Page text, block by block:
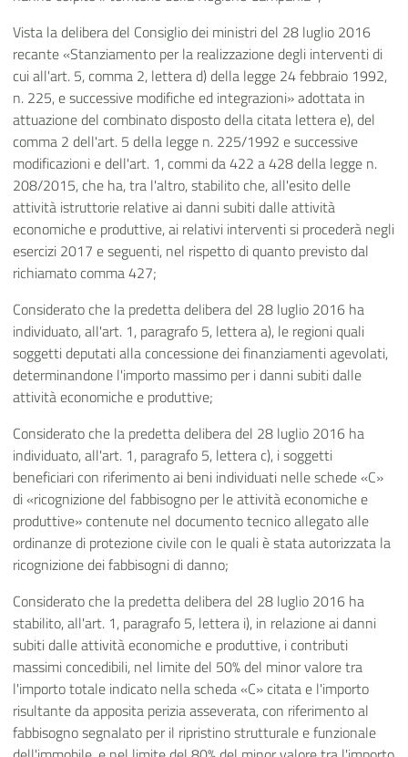
Vista la delibera del Consiglio dei ministri del 28 luglio 2016
recante «Stanziamento per la realizzazione degli interventi di
cui all'art. 5, comma 2, lettera d) della legge 24 febbraio 1992,
n. 225, e successive modifiche ed integrazioni» adottata in
attuazione del combinato disposto della citata lettera e), del
comma 2 dell'art. 5 della legge n. 225/1992 e successive
modificazioni e dell'art. 1, commi da 422 a 428 della legge n.
208/2015, che ha, tra l'altro, stabilito che, all'esito delle
attività istruttorie relative ai danni subiti dalle attività
economiche e produttive, ai relativi interventi si procederà negli
esercizi 2017 e seguenti, nel rispetto di quanto previsto dal
richiamato comma 427;
Considerato che la predetta delibera del 28 luglio 2016 ha
individuato, all'art. 1, paragrafo 5, lettera a), le regioni quali
soggetti deputati alla concessione dei finanziamenti agevolati,
determinandone l'importo massimo per i danni subiti dalle
attività economiche e produttive;
Considerato che la predetta delibera del 28 luglio 2016 ha
individuato, all'art. 1, paragrafo 5, lettera c), i soggetti
beneficiari con riferimento ai beni individuati nelle schede «C»
di «ricognizione del fabbisogno per le attività economiche e
produttive» contenute nel documento tecnico allegato alle
ordinanze di protezione civile con le quali è stata autorizzata la
ricognizione dei fabbisogni di danno;
Considerato che la predetta delibera del 28 luglio 2016 ha
stabilito, all'art. 1, paragrafo 5, lettera i), in relazione ai danni
subiti dalle attività economiche e produttive, i contributi
massimi concedibili, nel limite del 50% del minor valore tra
l'importo totale indicato nella scheda «C» citata e l'importo
risultante da apposita perizia asseverata, con riferimento al
fabbisogno segnalato per il ripristino strutturale e funzionale